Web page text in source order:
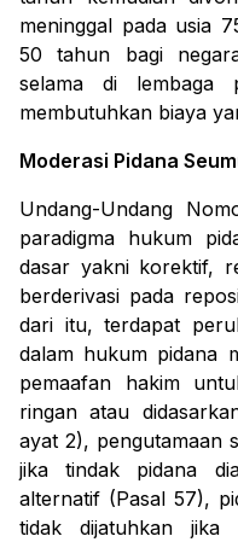
meninggal pada usia
50 tahun bagi
selama di lembaga
membutuhkan biaya
Moderasi Pidana
Undang-Undang
paradigma hukum
dasar yakni korektif,
berderivasi pada
dari itu, terdapat
dalam hukum pidana
pemaafan hakim
ringan atau
ayat 2), pengutamaan
jika tindak pidana
alternatif (Pasal 57),
tidak dijatuhkan